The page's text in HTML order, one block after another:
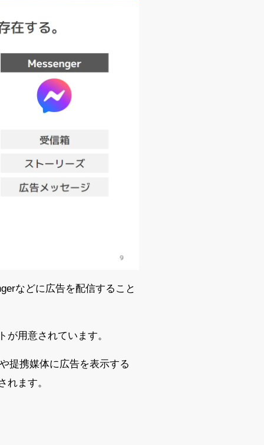
などに広告を配信すること
用意されています。
提携媒体に広告を表示する
れます。